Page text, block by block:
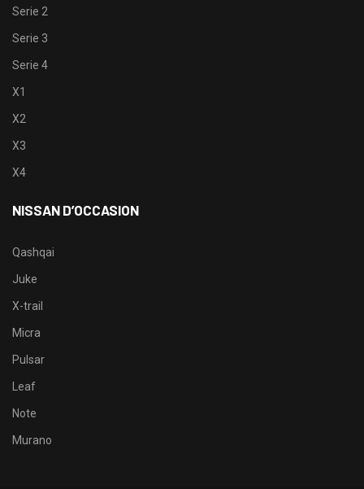
Serie 2
Serie 3
Serie 4
X1
X2
X3
X4
NISSAN D’OCCASION
Qashqai
Juke
X-trail
Micra
Pulsar
Leaf
Note
Murano